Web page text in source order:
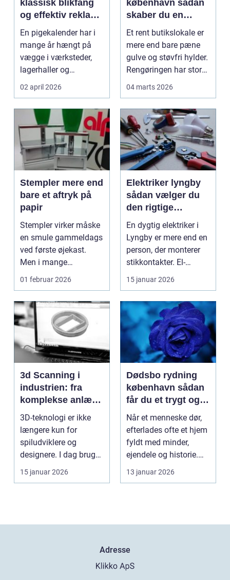
klassisk blikfang
og effektiv reklame
året rundt
En pigekalender har i
mange år hængt på
vægge i værksteder,
lagerhaller og
frokoststuer over hele
02 april 2026
københavn sådan
skaber du en
butik, kunderne
har lyst til at
komme tilbage til
Et rent butikslokale er
mere end bare pæne
gulve og støvfri hylder.
Rengøringen har stor
betydning f...
04 marts 2026
Stempler mere end
bare et aftryk på
papir
Stempler virker måske
en smule gammeldags
ved første øjekast.
Men i mange
virksomheder og også
01 februar 2026
Elektriker lyngby
sådan vælger du
den rigtige
fagmand
En dygtig elektriker i
Lyngby er mere end en
person, der monterer
stikkontakter. El-
installationer e...
15 januar 2026
3d Scanning i
industrien: fra
komplekse anlæg
til præcise
beslutninger
3D-teknologi er ikke
længere kun for
spiludviklere og
designere. I dag bruger
en lang række
virksomh...
15 januar 2026
Dødsbo rydning
københavn sådan
får du et trygt og
professionelt
forløb
Når et menneske dør,
efterlades ofte et hjem
fyldt med minder,
ejendele og historie.
For mange pårør...
13 januar 2026
Adresse